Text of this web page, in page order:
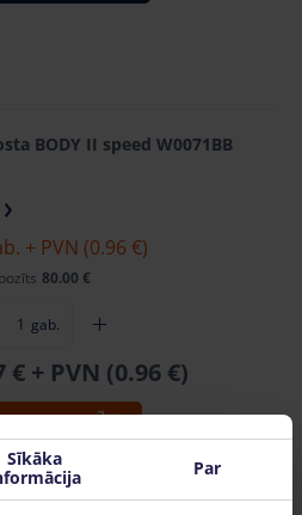
BODY II speed W0071BB
+ PVN (0.96 €)
80.00 €
gab.
€ + PVN (0.96 €)
Sīkāka
Par